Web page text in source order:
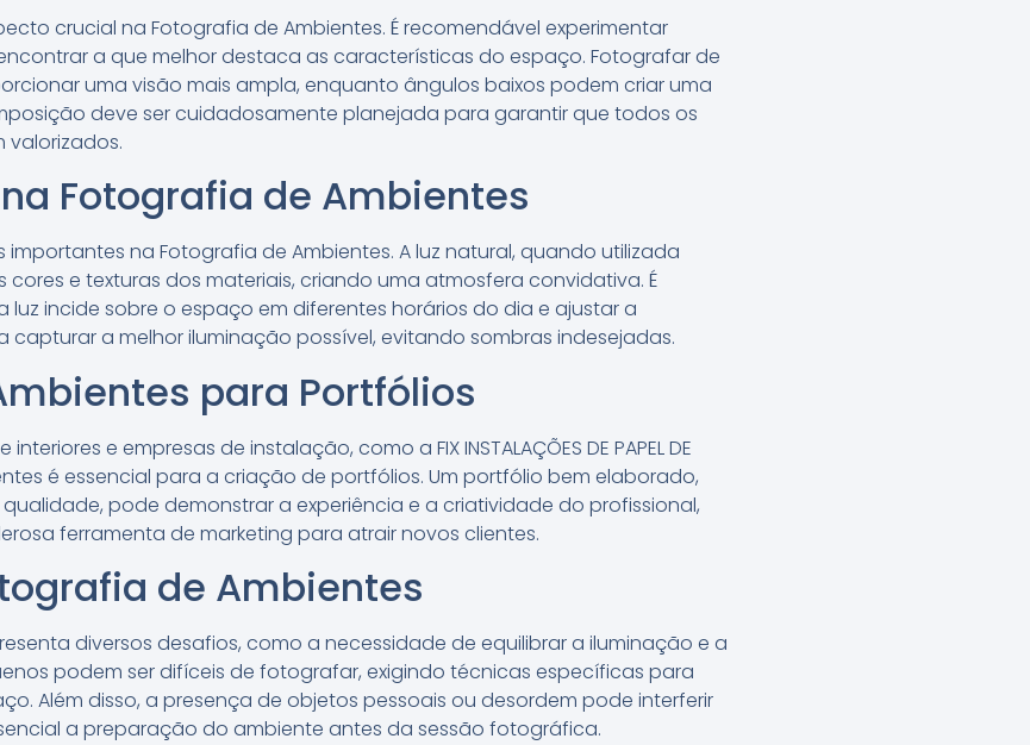
crucial na Fotografia de Ambientes. É recomendável experimentar
a que melhor destaca as características do espaço. Fotografar de
uma visão mais ampla, enquanto ângulos baixos podem criar uma
deve ser cuidadosamente planejada para garantir que todos os
valorizados.
na Fotografia de Ambientes
importantes na Fotografia de Ambientes. A luz natural, quando utilizada
e texturas dos materiais, criando uma atmosfera convidativa. É
incide sobre o espaço em diferentes horários do dia e ajustar a
a melhor iluminação possível, evitando sombras indesejadas.
para Portfólios
e empresas de instalação, como a FIX INSTALAÇÕES DE PAPEL DE
é essencial para a criação de portfólios. Um portfólio bem elaborado,
pode demonstrar a experiência e a criatividade do profissional,
ferramenta de marketing para atrair novos clientes.
de Ambientes
diversos desafios, como a necessidade de equilibrar a iluminação e a
podem ser difíceis de fotografar, exigindo técnicas específicas para
Além disso, a presença de objetos pessoais ou desordem pode interferir
a preparação do ambiente antes da sessão fotográfica.